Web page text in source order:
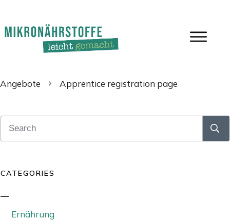
Angebote Apprentice registration page
CATEGORIES
Ernährung